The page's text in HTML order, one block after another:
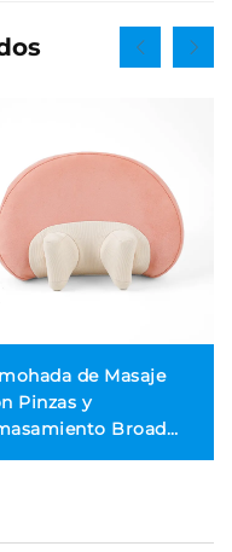
de Masaje
Pinzas y
Broad
MINIPillow